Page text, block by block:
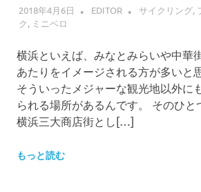
2018年4月6日 EDITOR サイクリング,
ク, ミニベロ
横浜といえば、みなとみらいや中華
あたりをイメージされる方が多いと
そういったメジャーな観光地以外に
られる場所があるんです。 そのひと
横浜三大商店街とし[…]
もっと読む